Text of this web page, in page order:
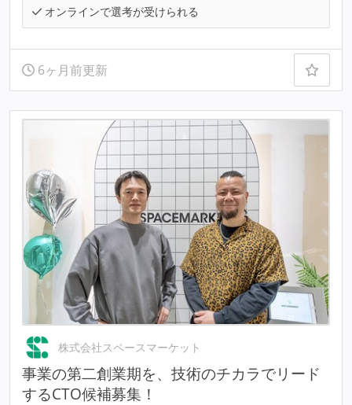
オンラインで選考が受けられる
6ヶ月前更新
株式会社スペースマーケット
事業の第二創業期を、技術のチカラでリード
するCTO候補募集！